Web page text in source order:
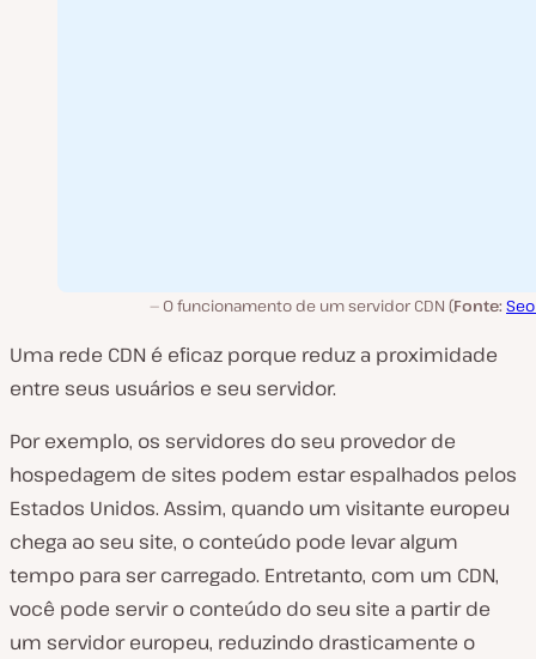
O funcionamento de um servidor CDN (Fonte:
Uma rede CDN é eficaz porque reduz a proximidade
entre seus usuários e seu servidor.
Por exemplo, os servidores do seu provedor de
hospedagem de sites podem estar espalhados pelos
Estados Unidos. Assim, quando um visitante europeu
chega ao seu site, o conteúdo pode levar algum
tempo para ser carregado. Entretanto, com um CDN,
você pode servir o conteúdo do seu site a partir de
um servidor europeu, reduzindo drasticamente o